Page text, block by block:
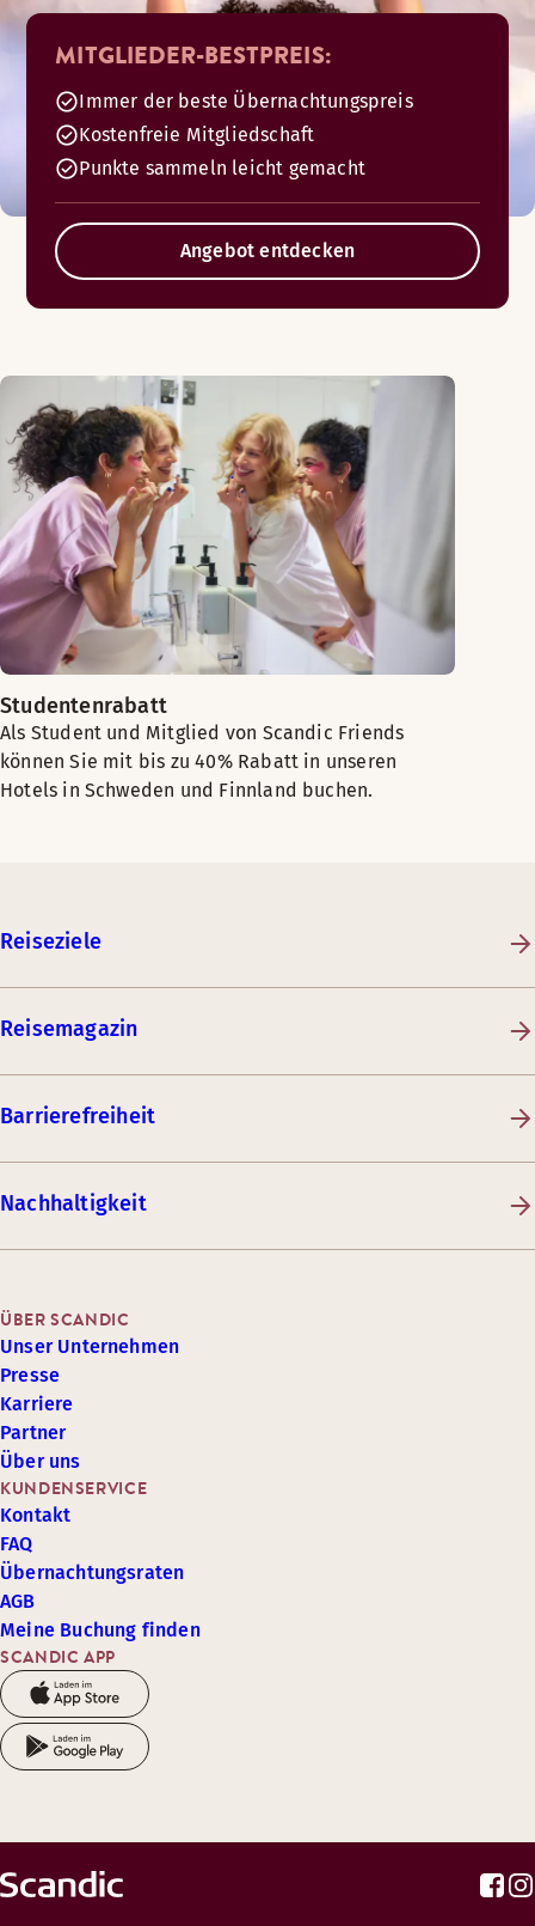
MITGLIEDER-BESTPREIS:
Immer der beste Übernachtungspreis
Kostenfreie Mitgliedschaft
Punkte sammeln leicht gemacht
Angebot entdecken
Studentenrabatt
Als Student und Mitglied von Scandic Friends
können Sie mit bis zu 40% Rabatt in unseren
Hotels in Schweden und Finnland buchen.
Reiseziele
Reisemagazin
Barrierefreiheit
Nachhaltigkeit
SCANDIC APP
KUNDENSERVICE
Kontakt
FAQ
Übernachtungsraten
AGB
Meine Buchung finden
ÜBER SCANDIC
Unser Unternehmen
Presse
Karriere
Partner
Über uns